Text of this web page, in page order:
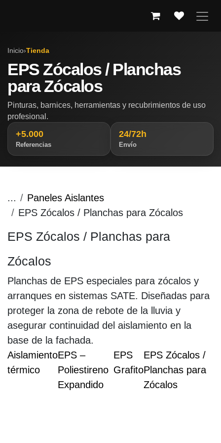
Inicio›Tienda
EPS Zócalos / Planchas
para Zócalos
Pinturas, barnices, herramientas y recubrimientos de uso
profesional.
+5.000
Referencias
24/72h
Envío
...
Paneles Aislantes
EPS Zócalos / Planchas para Zócalos
EPS Zócalos / Planchas para
Zócalos
Planchas de EPS especiales para zócalos y
arranques en sistemas SATE. Diseñadas para
proteger la zona de rebote de la lluvia y
asegurar continuidad del aislamiento en la
base de la fachada.
Aislamiento
térmico
EPS –
Poliestireno
Expandido
EPS
Grafito
EPS Zócalos /
Planchas para
Zócalos